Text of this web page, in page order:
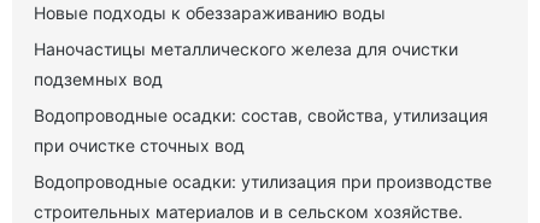
Новые подходы к обеззараживанию воды
Наночастицы металлического железа для очистки
подземных вод
Водопроводные осадки: состав, свойства, утилизация
при очистке сточных вод
Водопроводные осадки: утилизация при производстве
строительных материалов и в сельском хозяйстве.